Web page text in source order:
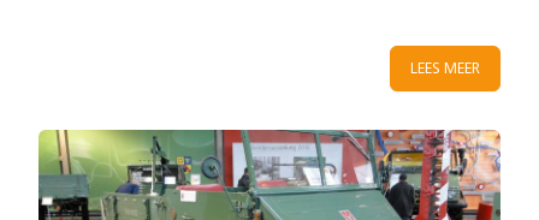
LEES MEER